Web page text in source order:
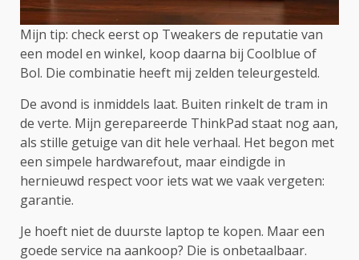
Mijn tip: check eerst op Tweakers de reputatie van
een model en winkel, koop daarna bij Coolblue of
Bol. Die combinatie heeft mij zelden teleurgesteld.
De avond is inmiddels laat. Buiten rinkelt de tram in
de verte. Mijn gerepareerde ThinkPad staat nog aan,
als stille getuige van dit hele verhaal. Het begon met
een simpele hardwarefout, maar eindigde in
hernieuwd respect voor iets wat we vaak vergeten:
garantie.
Je hoeft niet de duurste laptop te kopen. Maar een
goede service na aankoop? Die is onbetaalbaar.